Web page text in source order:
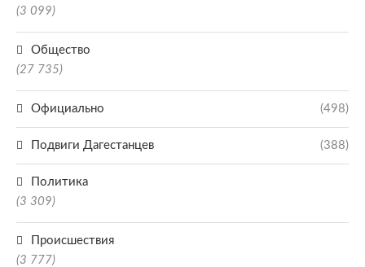
(3 099)
Общество
(27 735)
Официально (498)
Подвиги Дагестанцев (388)
Политика
(3 309)
Происшествия
(3 777)